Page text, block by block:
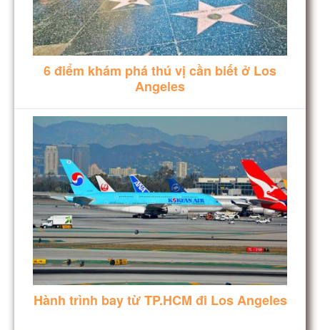
6 điểm khám phá thú vị cần biết ở Los
Angeles
Hành trình bay từ TP.HCM đi Los Angeles